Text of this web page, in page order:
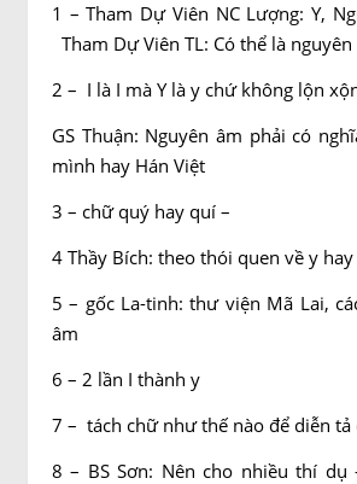
1 – Tham Dự Viên NC Lượng: Y,
Tham Dự Viên TL: Có thể là
2 – I là I mà Y là y chứ không lộn
GS Thuận: Nguyên âm phải có
mình hay Hán Việt
3 – chữ quý hay quí –
4 Thầy Bích: theo thói quen về y hay
5 – gốc La-tinh: thư viện Mã Lai,
âm
6 – 2 lần I thành y
7 – tách chữ như thế nào để diễn
8 – BS Sơn: Nên cho nhiều thí